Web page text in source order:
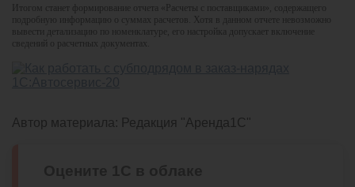
Итогом станет формирование отчета «Расчеты с поставщиками», содержащего
подробную информацию о суммах расчетов. Хотя в данном отчете невозможно
вывести детализацию по номенклатуре, его настройка допускает включение
сведений о расчетных документах.
Автор материала: Редакция "Аренда1С"